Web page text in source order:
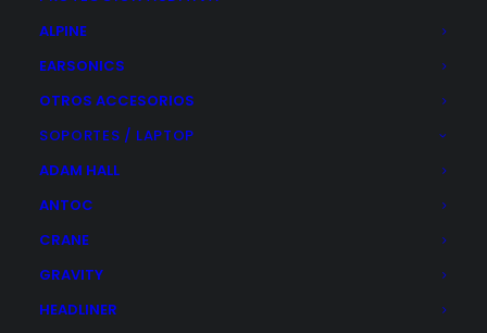
ALPINE
EARSONICS
OTROS ACCESORIOS
SOPORTES / LAPTOP
ADAM HALL
ANTOC
CRANE
GRAVITY
HEADLINER
En Plastic Shop tenemos sobradamente toda la
capacidad y los perfectos canales para la
producción control de calidad, almacenamiento,
distribución, promoción, posicionamiento y sobre